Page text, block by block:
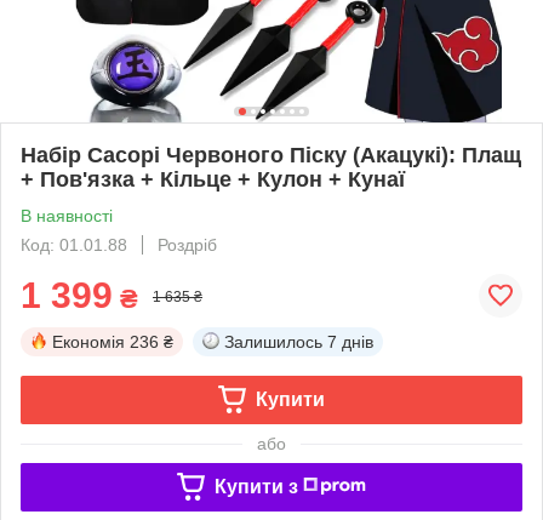
Набір Сасорі Червоного Піску (Акацукі): Плащ
+ Пов'язка + Кільце + Кулон + Кунаї
В наявності
Код: 01.01.88
Роздріб
1 399 ₴ 1 635 ₴
Економія 236 ₴ Залишилось 7 днів
Купити
або
Купити з